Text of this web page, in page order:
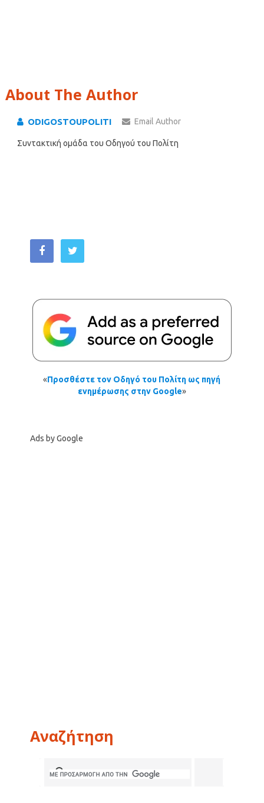
About The Author
ODIGOSTOUPOLITI Email Author
Συντακτική ομάδα του Οδηγού του Πολίτη
«Προσθέστε τον Οδηγό του Πολίτη ως πηγή
ενημέρωσης στην Google»
Ads by Google
Αναζήτηση